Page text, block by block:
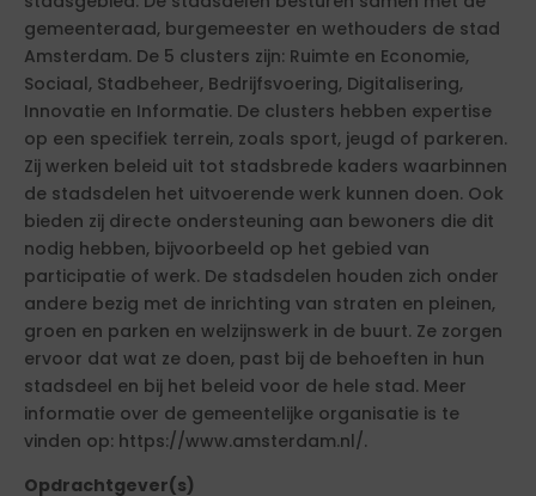
gemeenteraad, burgemeester en wethouders de stad
Amsterdam. De 5 clusters zijn: Ruimte en Economie,
Sociaal, Stadbeheer, Bedrijfsvoering, Digitalisering,
Innovatie en Informatie. De clusters hebben expertise
op een specifiek terrein, zoals sport, jeugd of parkeren.
Zij werken beleid uit tot stadsbrede kaders waarbinnen
de stadsdelen het uitvoerende werk kunnen doen. Ook
bieden zij directe ondersteuning aan bewoners die dit
nodig hebben, bijvoorbeeld op het gebied van
participatie of werk. De stadsdelen houden zich onder
andere bezig met de inrichting van straten en pleinen,
groen en parken en welzijnswerk in de buurt. Ze zorgen
ervoor dat wat ze doen, past bij de behoeften in hun
stadsdeel en bij het beleid voor de hele stad. Meer
informatie over de gemeentelijke organisatie is te
vinden op: https://www.amsterdam.nl/.
Opdrachtgever(s)